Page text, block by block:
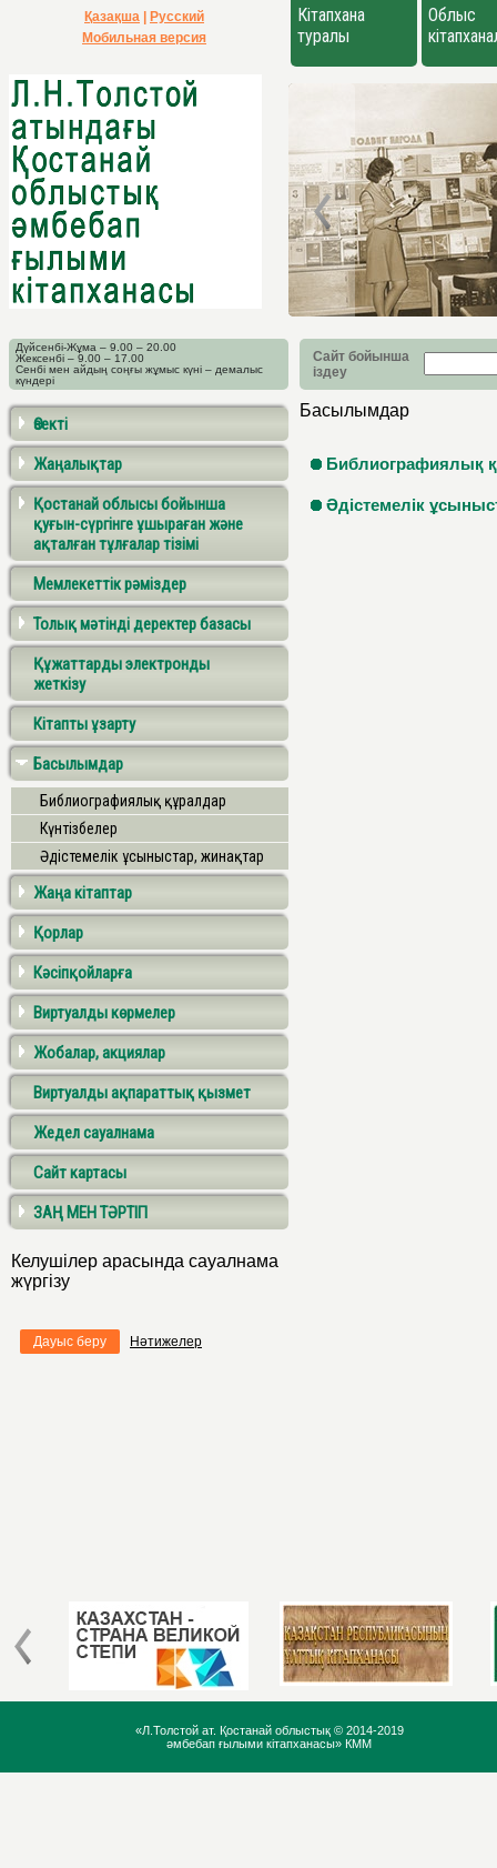
Қазақша
Русский
Мобильная версия
Кітапхана
туралы
Облыс
Дүйсенбі-Жұма – 9.00 – 20.00
Жексенбі – 9.00 – 17.00
Сенбі мен айдың соңғы жұмыс күні – демалыс
күндері
Сайт бойынша
іздеу
Өзекті
Жаңалықтар
Қостанай облысы бойынша
қуғын-сүргінге ұшыраған және
ақталған тұлғалар тізімі
Мемлекеттік рәміздер
Толық мәтінді деректер базасы
Құжаттарды электронды
жеткізу
Кітапты ұзарту
Басылымдар
Библиографиялық құралдар
Күнтізбелер
Әдістемелік ұсыныстар, жинақтар
Жаңа кітаптар
Қорлар
Кәсіпқойларға
Виртуалды көрмелер
Жобалар, акциялар
Виртуалды ақпараттық қызмет
Жедел сауалнама
Сайт картасы
ЗАҢ МЕН ТӘРТІП
Келушілер арасында сауалнама
жүргізу
Дауыс беру Нәтижелер
Басылымдар
Библиографиялық
Әдістемелік
«Л.Толстой ат. Қостанай облыстық © 2014-2019
әмбебап ғылыми кітапханасы» КММ